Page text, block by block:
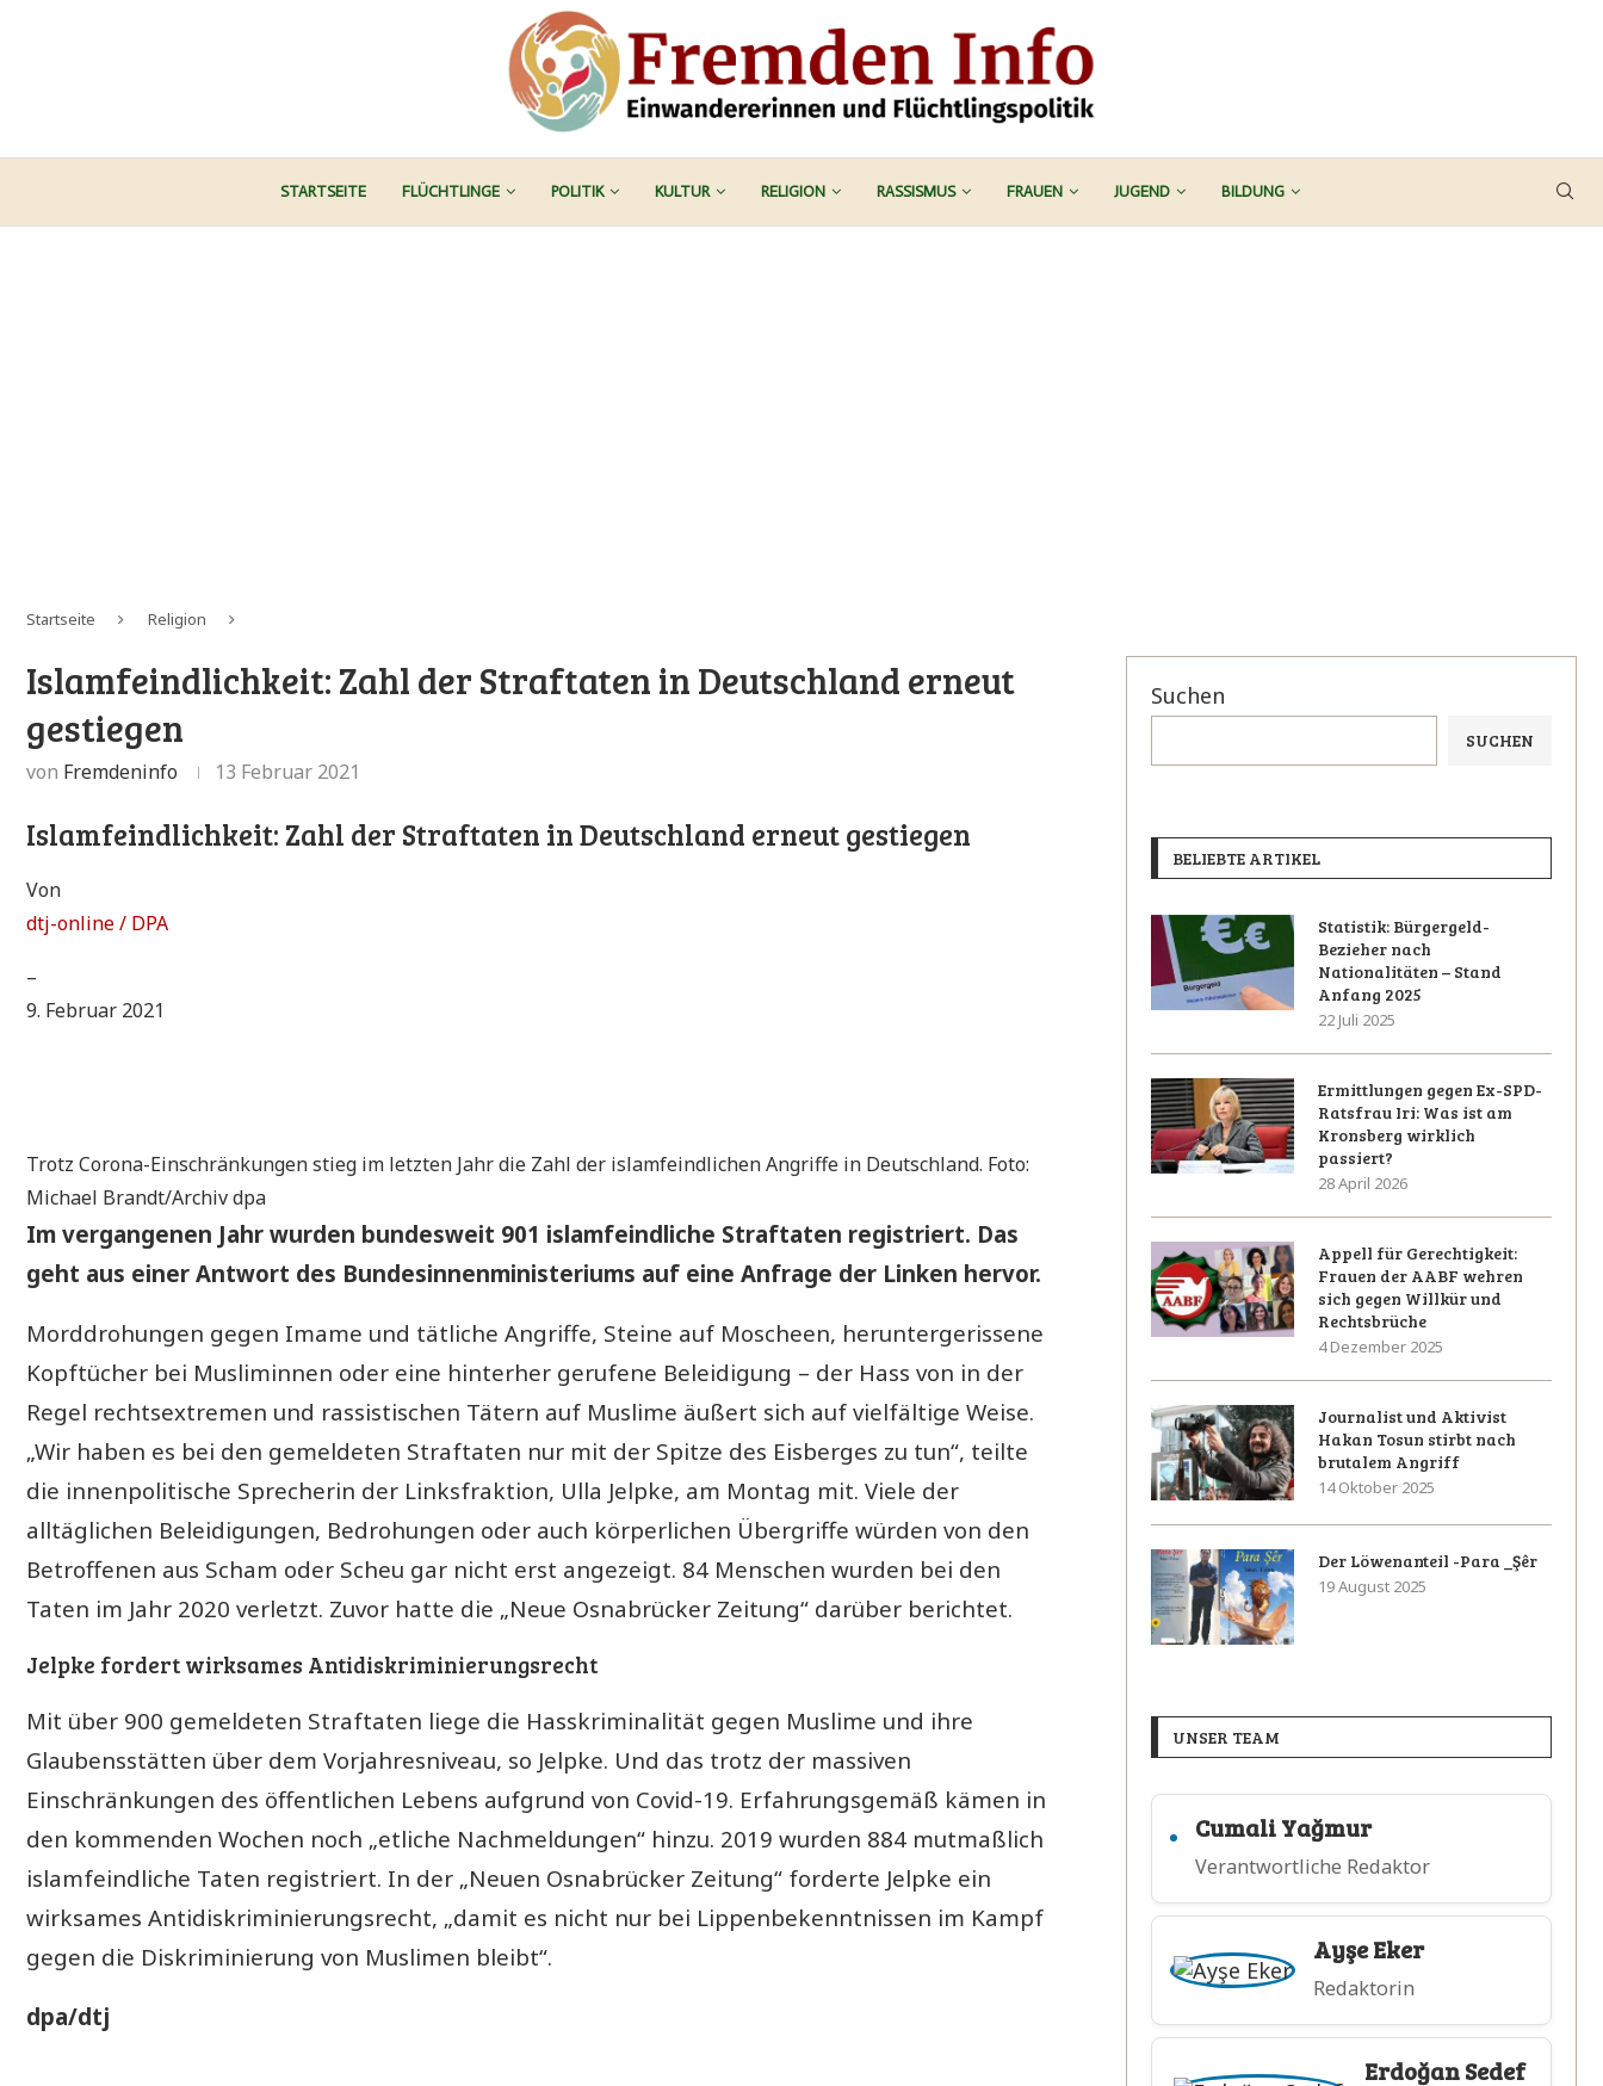
STARTSEITE FLÜCHTLINGE POLITIK KULTUR RELIGION RASSISMUS FRAUEN JUGEND BILDUNG
Startseite Religion
Islamfeindlichkeit: Zahl der Straftaten in Deutschland erneut
gestiegen
von Fremdeninfo 13 Februar 2021
Islamfeindlichkeit: Zahl der Straftaten in Deutschland erneut gestiegen
Von
dtj-online / DPA
–
9. Februar 2021
Trotz Corona-Einschränkungen stieg im letzten Jahr die Zahl der islamfeindlichen Angriffe in Deutschland. Foto:
Michael Brandt/Archiv dpa
Im vergangenen Jahr wurden bundesweit 901 islamfeindliche Straftaten registriert. Das
geht aus einer Antwort des Bundesinnenministeriums auf eine Anfrage der Linken hervor.
Morddrohungen gegen Imame und tätliche Angriffe, Steine auf Moscheen, heruntergerissene
Kopftücher bei Musliminnen oder eine hinterher gerufene Beleidigung – der Hass von in der
Regel rechtsextremen und rassistischen Tätern auf Muslime äußert sich auf vielfältige Weise.
„Wir haben es bei den gemeldeten Straftaten nur mit der Spitze des Eisberges zu tun“, teilte
die innenpolitische Sprecherin der Linksfraktion, Ulla Jelpke, am Montag mit. Viele der
alltäglichen Beleidigungen, Bedrohungen oder auch körperlichen Übergriffe würden von den
Betroffenen aus Scham oder Scheu gar nicht erst angezeigt. 84 Menschen wurden bei den
Taten im Jahr 2020 verletzt. Zuvor hatte die „Neue Osnabrücker Zeitung“ darüber berichtet.
Jelpke fordert wirksames Antidiskriminierungsrecht
Mit über 900 gemeldeten Straftaten liege die Hasskriminalität gegen Muslime und ihre
Glaubensstätten über dem Vorjahresniveau, so Jelpke. Und das trotz der massiven
Einschränkungen des öffentlichen Lebens aufgrund von Covid-19. Erfahrungsgemäß kämen in
den kommenden Wochen noch „etliche Nachmeldungen“ hinzu. 2019 wurden 884 mutmaßlich
islamfeindliche Taten registriert. In der „Neuen Osnabrücker Zeitung“ forderte Jelpke ein
wirksames Antidiskriminierungsrecht, „damit es nicht nur bei Lippenbekenntnissen im Kampf
gegen die Diskriminierung von Muslimen bleibt“.
dpa/dtj
Suchen
SUCHEN
BELIEBTE ARTIKEL
Statistik: Bürgergeld-
Bezieher nach
Nationalitäten – Stand
Anfang 2025
22 Juli 2025
Ermittlungen gegen Ex-SPD-
Ratsfrau Iri: Was ist am
Kronsberg wirklich
passiert?
28 April 2026
Appell für Gerechtigkeit:
Frauen der AABF wehren
sich gegen Willkür und
Rechtsbrüche
4 Dezember 2025
Journalist und Aktivist
Hakan Tosun stirbt nach
brutalem Angriff
14 Oktober 2025
Der Löwenanteil -Para _Şêr
19 August 2025
UNSER TEAM
Cumali Yağmur
Verantwortliche Redaktor
Ayşe Eker
Redaktorin
Erdoğan Sedef